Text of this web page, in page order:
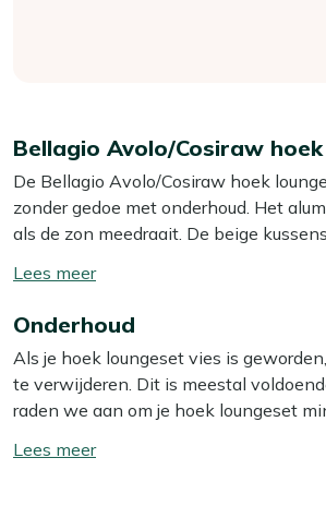
Bellagio Avolo/Cosiraw
De Bellagio Avolo/Cosiraw hoek
zonder gedoe met onderhoud. Het
als de zon meedraait. De beige
terras efficiënt en heb je toch plek
Eigenschappen
Aluminium frame:Het frame is
Hoekopstelling rechts:
Toon/verberg
meer
Onderhoud
Als je hoek loungeset vies is
te verwijderen. Dit is meestal
raden we aan om je hoek loungeset
Toon/verberg